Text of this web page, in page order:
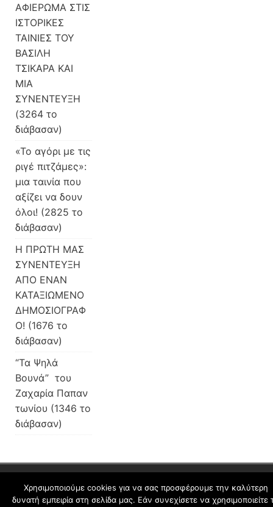
ΑΦΙΕΡΩΜΑ ΣΤΙΣ
ΙΣΤΟΡΙΚΕΣ
ΤΑΙΝΙΕΣ ΤΟΥ
ΒΑΣΙΛΗ
ΤΣΙΚΑΡΑ ΚΑΙ
ΜΙΑ
ΣΥΝΕΝΤΕΥΞΗ
(3264 το
διάβασαν)
«Το αγόρι με τις
ριγέ πιτζάμες»:
μια ταινία που
αξίζει να δουν
όλοι! (2825 το
διάβασαν)
H ΠΡΩΤΗ ΜΑΣ
ΣΥΝΕΝΤΕΥΞΗ
ΑΠΟ ΕΝΑΝ
ΚΑΤΑΞΙΩΜΕΝΟ
ΔΗΜΟΣΙΟΓΡΑΦ
Ο! (1676 το
διάβασαν)
“Τα Ψηλά
Βουνά” του
Ζαχαρία Παπαν
τωνίου (1346 το
διάβασαν)
Χρησιμοποιούμε cookies για να σας προσφέρουμε την καλύτερη
δυνατή εμπειρία στη σελίδα μας. Εάν συνεχίσετε να χρησιμοποιείτε